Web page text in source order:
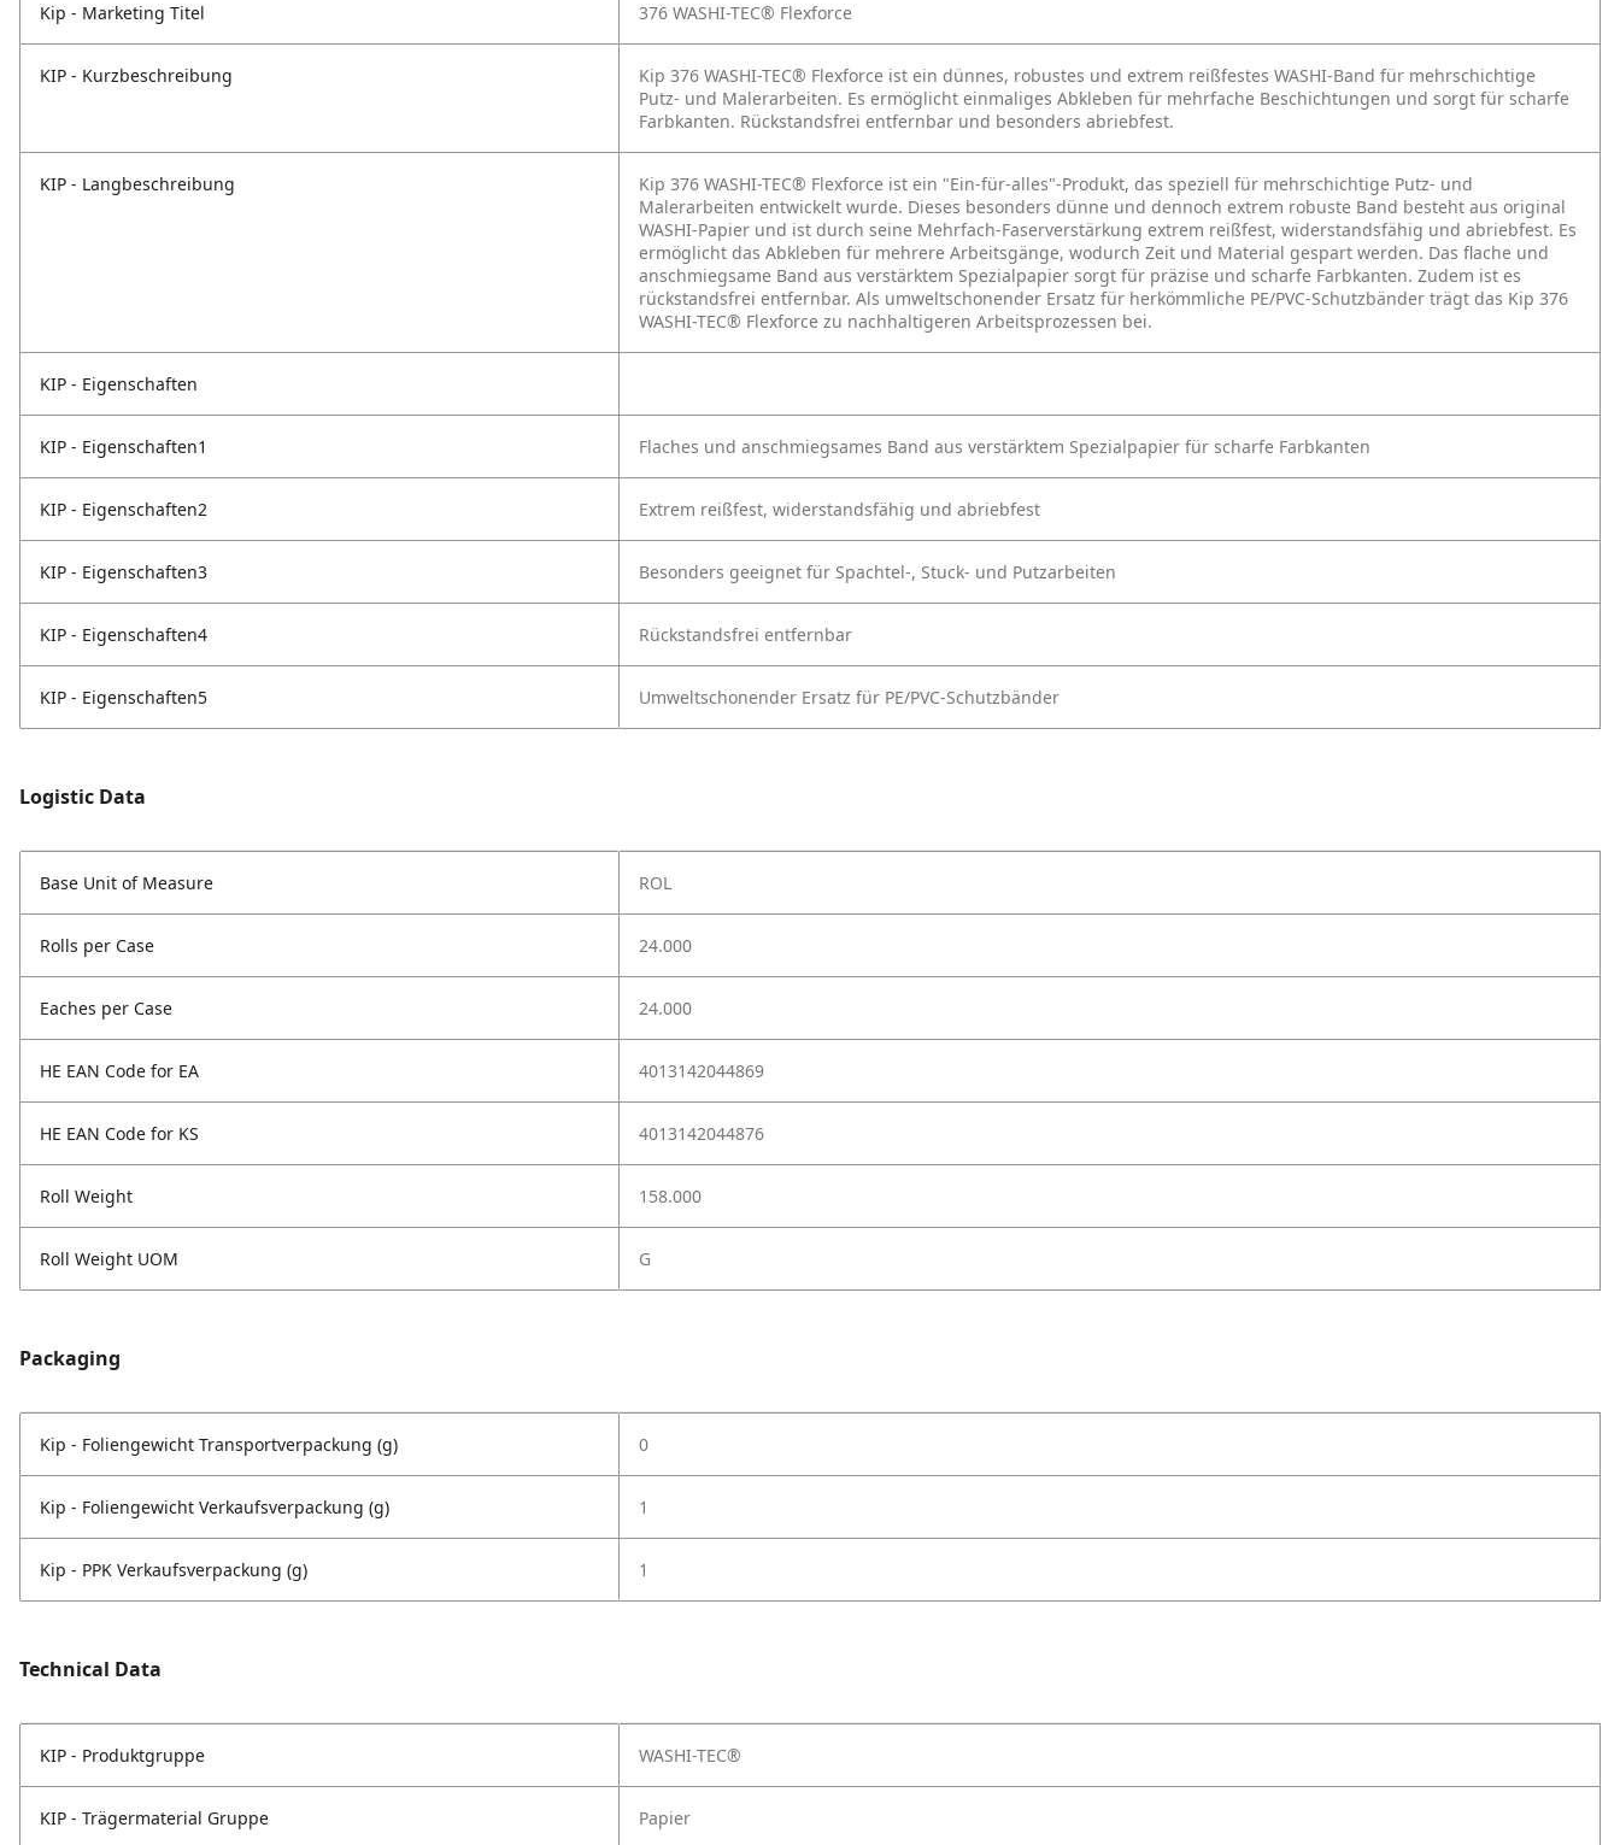
Kip - Marketing Titel 376 WASHI-TEC® Flexforce
KIP - Kurzbeschreibung
Kip 376 WASHI-TEC® Flexforce ist ein dünnes, robustes und extrem reißfestes WASHI-Band für mehrschichtige
Putz- und Malerarbeiten. Es ermöglicht einmaliges Abkleben für mehrfache Beschichtungen und sorgt für scharfe
Farbkanten. Rückstandsfrei entfernbar und besonders abriebfest.
KIP - Langbeschreibung
Kip 376 WASHI-TEC® Flexforce ist ein "Ein-für-alles"-Produkt, das speziell für mehrschichtige Putz- und
Malerarbeiten entwickelt wurde. Dieses besonders dünne und dennoch extrem robuste Band besteht aus original
WASHI-Papier und ist durch seine Mehrfach-Faserverstärkung extrem reißfest, widerstandsfähig und abriebfest. Es
ermöglicht das Abkleben für mehrere Arbeitsgänge, wodurch Zeit und Material gespart werden. Das flache und
anschmiegsame Band aus verstärktem Spezialpapier sorgt für präzise und scharfe Farbkanten. Zudem ist es
rückstandsfrei entfernbar. Als umweltschonender Ersatz für herkömmliche PE/PVC-Schutzbänder trägt das Kip 376
WASHI-TEC® Flexforce zu nachhaltigeren Arbeitsprozessen bei.
KIP - Eigenschaften
KIP - Eigenschaften1 Flaches und anschmiegsames Band aus verstärktem Spezialpapier für scharfe Farbkanten
KIP - Eigenschaften2 Extrem reißfest, widerstandsfähig und abriebfest
KIP - Eigenschaften3 Besonders geeignet für Spachtel-, Stuck- und Putzarbeiten
KIP - Eigenschaften4 Rückstandsfrei entfernbar
KIP - Eigenschaften5 Umweltschonender Ersatz für PE/PVC-Schutzbänder
Logistic Data
Base Unit of Measure ROL
Rolls per Case 24.000
Eaches per Case 24.000
HE EAN Code for EA 4013142044869
HE EAN Code for KS 4013142044876
Roll Weight 158.000
Roll Weight UOM G
Packaging
Kip - Foliengewicht Transportverpackung (g) 0
Kip - Foliengewicht Verkaufsverpackung (g) 1
Kip - PPK Verkaufsverpackung (g) 1
Technical Data
KIP - Produktgruppe WASHI-TEC®
KIP - Trägermaterial Gruppe Papier